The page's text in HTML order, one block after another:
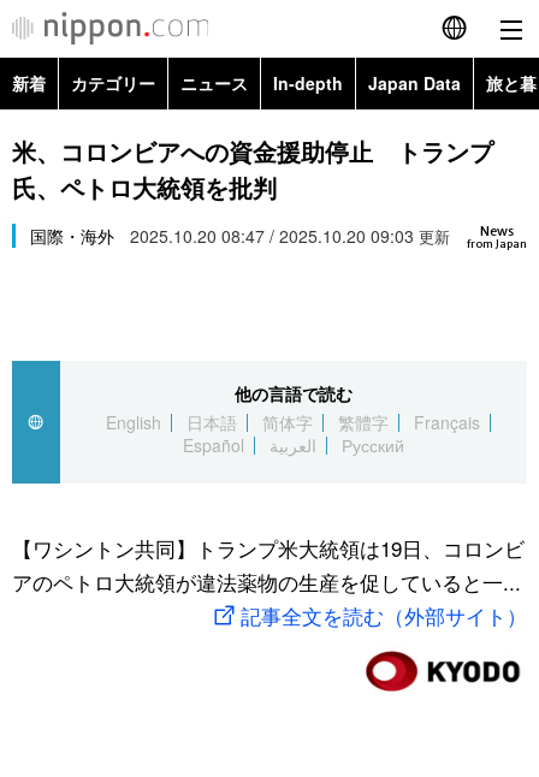
English
简体字
Русский
カテゴリー
経済・ビジネス
国際
文化
トップ
アーカイブ
In-depth
Japan Data
動画/Live
新着 カテゴリー ニュース In-depth Japan Data 旅と
政治・外交
経済・ビジネス
スポーツ・東京2020
Topics
米、コロンビアへの資金援助停止 トランプ
氏、ペトロ大統領を批判
News
from Japan
国際・海外 2025.10.20 08:47 / 2025.10.20 09:03 更新
他の言語で読む
English
日本語 简体字 繁體字
Français
Español
العربية Русский
【ワシントン共同】トランプ米大統領は19日、コロンビ
アのペトロ大統領が違法薬物の生産を促していると一...
記事全文を読む（外部サイト）